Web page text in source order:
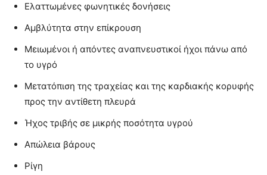
Ελαττωμένες φωνητικές δονήσεις
Αμβλύτητα στην επίκρουση
Μειωμένοι ή απόντες αναπνευστικοί ήχοι πάνω από
το υγρό
Μετατόπιση της τραχείας και της καρδιακής κορυφής
προς την αντίθετη πλευρά
Ήχος τριβής σε μικρής ποσότητα υγρού
Απώλεια βάρους
Ρίγη